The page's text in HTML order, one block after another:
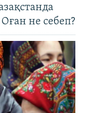
не себеп?